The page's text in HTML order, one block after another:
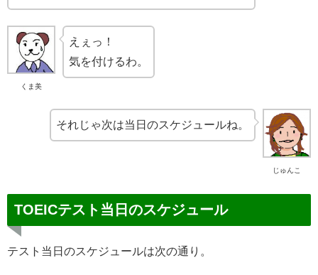
くま美
えぇっ！
気を付けるわ。
じゅんこ
それじゃ次は当日のスケジュールね。
TOEICテスト当日のスケジュール
テスト当日のスケジュールは次の通り。